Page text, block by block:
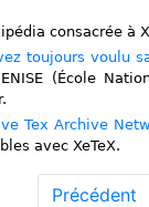
consacrée à
toujours voulu
(École
Tex Archive
avec XeTeX.
Précédent